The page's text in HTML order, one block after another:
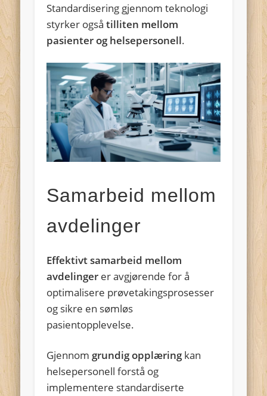
Standardisering gjennom teknologi
styrker ogsåtilliten mellom
pasienter og helsepersonell.
Samarbeid mellom
avdelinger
Effektivt samarbeid mellom
avdelinger er avgjørende for å
optimalisere prøvetakingsprosesser
og sikre en sømløs
pasientopplevelse.
Gjennom grundig opplæringkan
helsepersonell forstå og
implementere standardiserte